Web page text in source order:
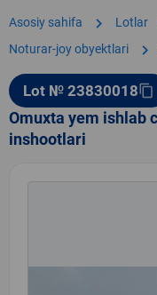
Asosiy sahifa chevron_right Lotlar
Noturar-joy obyektlari chevron_right
Lot № 23830018content_copy
Omuxta yem ishlab
inshootlari